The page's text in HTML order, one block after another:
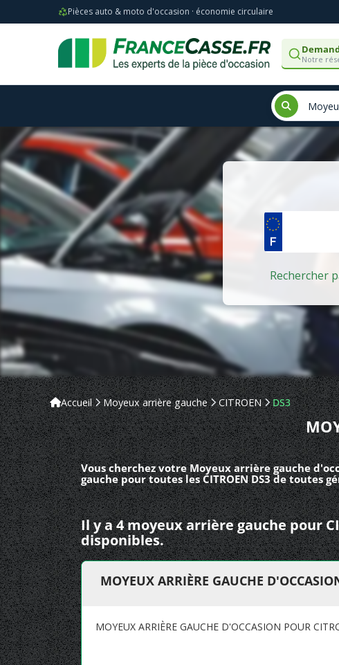
Pièces auto & moto d'occasion · économie circulaire
Notre
Accueil Moyeux arrière gauche CITROEN DS3
Vous cherchez votre Moyeux arrière gauche
gauche pour toutes les CITROEN DS3 de toutes
Il y a 4 moyeux arrière gauche pour
disponibles.
MOYEUX ARRIÈRE GAUCHE
MOYEUX ARRIÈRE GAUCHE D'OCCASION POUR